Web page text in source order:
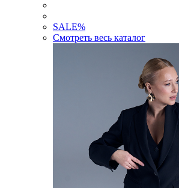
SALE%
Смотреть весь каталог